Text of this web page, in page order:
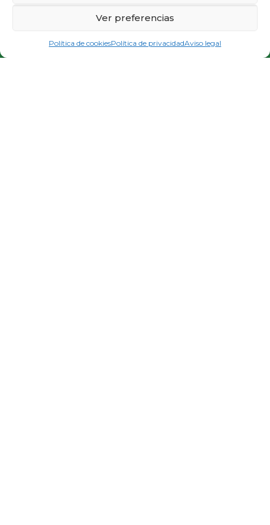
Ver preferencias
Política de cookiesPolítica de privacidadAviso legal
PIDE CITA E INFÓRMATE